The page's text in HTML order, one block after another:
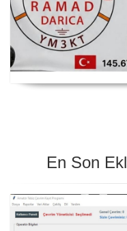
RAMAD
En Son